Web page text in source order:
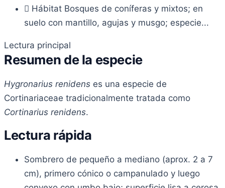
Hábitat Bosques de coníferas y mixtos; en
suelo con mantillo, agujas y musgo; especie...
Lectura principal
Resumen de la especie
Hygronarius renidens es una especie de
Cortinariaceae tradicionalmente tratada como
Cortinarius renidens.
Lectura rápida
Sombrero de pequeño a mediano (aprox. 2 a 7
cm), primero cónico o campanulado y luego